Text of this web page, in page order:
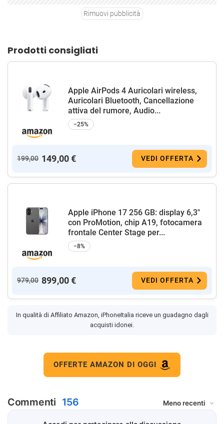
Rimuovi pubblicità
Prodotti consigliati
Apple AirPods 4 Auricolari wireless,
Auricolari Bluetooth, Cancellazione
attiva del rumore, Audio...
−25%
199,00 149,00 € VEDI OFFERTA
Apple iPhone 17 256 GB: display 6,3"
con ProMotion, chip A19, fotocamera
frontale Center Stage per...
−8%
979,00 899,00 € VEDI OFFERTA
In qualità di Affiliato Amazon, iPhoneItalia riceve un guadagno dagli
acquisti idonei.
OFFERTE AMAZON DI OGGI
Commenti 156